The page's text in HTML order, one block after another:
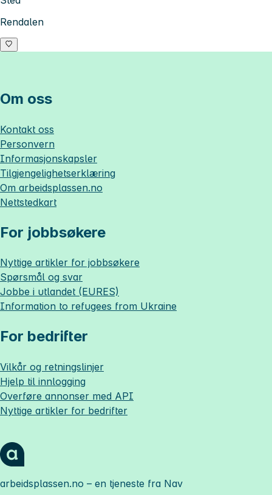
Rendalen
Om oss
Kontakt oss
Personvern
Informasjonskapsler
Tilgjengelighetserklæring
Om arbeidsplassen.no
Nettstedkart
For jobbsøkere
Nyttige artikler for jobbsøkere
Spørsmål og svar
Jobbe i utlandet (EURES)
Information to refugees from Ukraine
For bedrifter
Vilkår og retningslinjer
Hjelp til innlogging
Overføre annonser med API
Nyttige artikler for bedrifter
arbeidsplassen.no – en tjeneste fra Nav